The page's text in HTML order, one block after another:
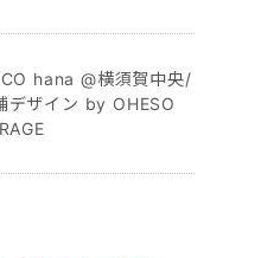
hana @横須賀中央/
デザイン by OHESO